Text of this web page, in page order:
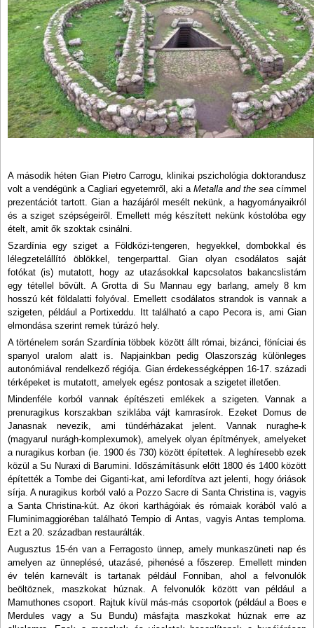
A második héten Gian Pietro Carrogu, klinikai pszichológia doktorandusz
volt a vendégünk a Cagliari egyetemről, aki a Metalla and the sea címmel
prezentációt tartott. Gian a hazájáról mesélt nekünk, a hagyományaikról
és a sziget szépségeiről. Emellett még készített nekünk kóstolóba egy
ételt, amit ők szoktak csinálni.
Szardínia egy sziget a Földközi-tengeren, hegyekkel, dombokkal és
lélegzetelállító öblökkel, tengerparttal. Gian olyan csodálatos saját
fotókat (is) mutatott, hogy az utazásokkal kapcsolatos bakancslistám
egy tétellel bővült. A Grotta di Su Mannau egy barlang, amely 8 km
hosszú két földalatti folyóval. Emellett csodálatos strandok is vannak a
szigeten, például a Portixeddu. Itt található a capo Pecora is, ami Gian
elmondása szerint remek túrázó hely.
A történelem során Szardínia többek között állt római, bizánci, föníciai és
spanyol uralom alatt is. Napjainkban pedig Olaszország különleges
autonómiával rendelkező régiója. Gian érdekességképpen 16-17. századi
térképeket is mutatott, amelyek egész pontosak a szigetet illetően.
Mindenféle korból vannak építészeti emlékek a szigeten. Vannak a
prenuragikus korszakban sziklába vájt kamrasírok. Ezeket Domus de
Janasnak nevezik, ami tündérházakat jelent. Vannak nuraghe-k
(magyarul nurágh-komplexumok), amelyek olyan építmények, amelyeket
a nuragikus korban (ie. 1900 és 730) között építettek. A leghíresebb ezek
közül a Su Nuraxi di Barumini. Időszámításunk előtt 1800 és 1400 között
építették a Tombe dei Giganti-kat, ami lefordítva azt jelenti, hogy óriások
sírja. A nuragikus korból való a Pozzo Sacre di Santa Christina is, vagyis
a Santa Christina-kút. Az ókori karthágóiak és rómaiak korából való a
Fluminimaggioréban található Tempio di Antas, vagyis Antas temploma.
Ezt a 20. században restaurálták.
Augusztus 15-én van a Ferragosto ünnep, amely munkaszüneti nap és
amelyen az ünneplésé, utazásé, pihenésé a főszerep. Emellett minden
év telén karnevált is tartanak például Fonniban, ahol a felvonulók
beöltöznek, maszkokat húznak. A felvonulók között van például a
Mamuthones csoport. Rajtuk kívül más-más csoportok (például a Boes e
Merdules vagy a Su Bundu) másfajta maszkokat húznak erre az